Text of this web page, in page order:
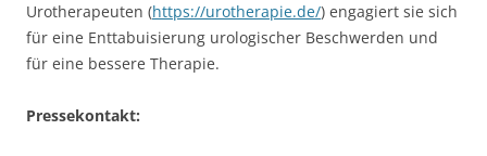
Urotherapeuten (https://urotherapie.de/) engagiert sie sich
für eine Enttabuisierung urologischer Beschwerden und
für eine bessere Therapie.
Pressekontakt: